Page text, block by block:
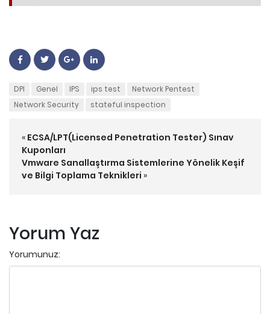
DPI Genel IPS ips test
Network Pentest
Network Security
stateful inspection
« ECSA/LPT(Licensed Penetration Tester) Sınav
Kuponları
Vmware Sanallaştırma Sistemlerine Yönelik Keşif
ve Bilgi Toplama Teknikleri »
Yorum Yaz
Yorumunuz: